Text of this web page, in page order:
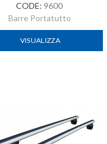
CODE: 9600
Barre Portatutto
VISUALIZZA